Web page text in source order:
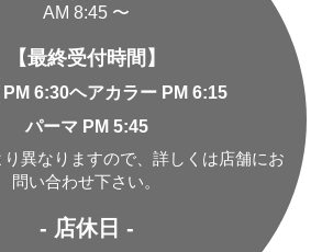
AM 8:45 〜
【最終受付時間】
PM 6:30ヘアカラー PM 6:15
パーマ PM 5:45
異なりますので、詳しくは店舗にお
問い合わせ下さい。
- 店休日 -